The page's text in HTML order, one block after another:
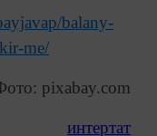
balany-
me/
pixabay.com
интертат